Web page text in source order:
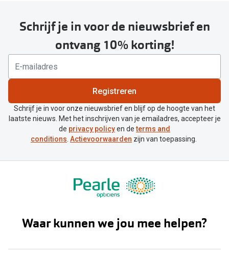
Schrijf je in voor de nieuwsbrief en
ontvang 10% korting!
Registreren
Schrijf je in voor onze nieuwsbrief en blijf op de hoogte van het
laatste nieuws. Met het inschrijven van je emailadres, accepteer je
de privacy policyen determs and
conditions. Actievoorwaarden zijn van toepassing.
Waar kunnen we jou mee helpen?